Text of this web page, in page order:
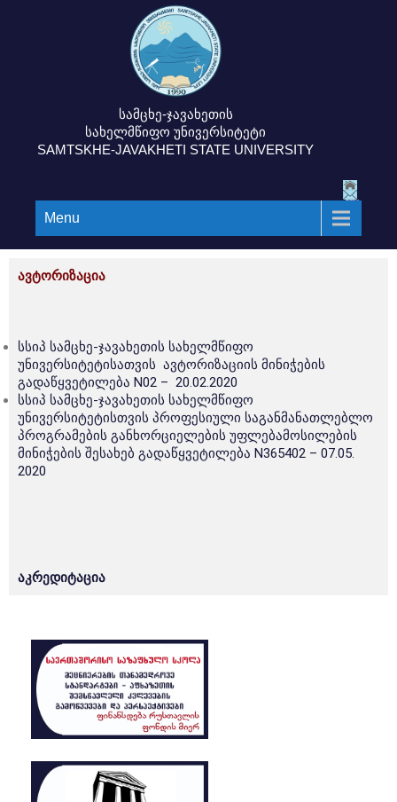
სამცხე-ჯავახეთის
სახელმწიფო უნივერსიტეტი
SAMTSKHE-JAVAKHETI STATE UNIVERSITY
Menu
ავტორიზაცია
სსიპ სამცხე-ჯავახეთის სახელმწიფო
უნივერსიტეტისათვის ავტორიზაციის მინიჭების
გადაწყვეტილება N02 – 20.02.2020
სსიპ სამცხე-ჯავახეთის სახელმწიფო
უნივერსიტეტისთვის პროფესიული საგანმანათლებლო
პროგრამების განხორციელების უფლებამოსილების
მინიჭების შესახებ გადაწყვეტილება N365402 – 07.05.
2020
აკრედიტაცია